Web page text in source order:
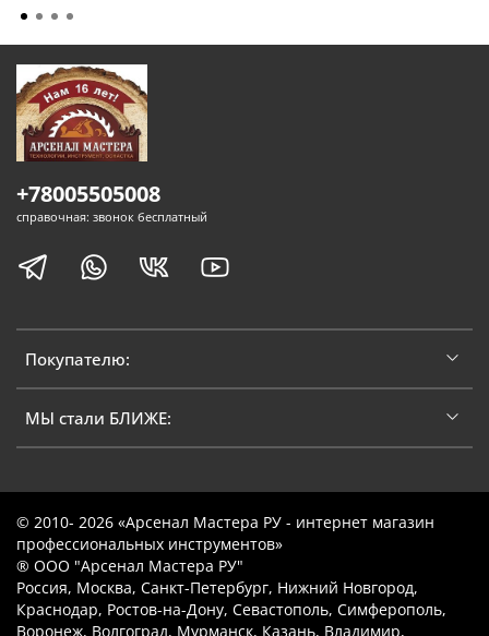
Покупателю:
МЫ стали БЛИЖЕ:
+78005505008
справочная: звонок бесплатный
© 2010- 2026 «Арсенал Мастера РУ - интернет магазин
профессиональных инструментов»
® ООО "Арсенал Мастера РУ"
Россия, Москва, Санкт-Петербург, Нижний Новгород,
Краснодар, Ростов-на-Дону, Севастополь, Симферополь,
Воронеж, Волгоград, Мурманск, Казань, Владимир,